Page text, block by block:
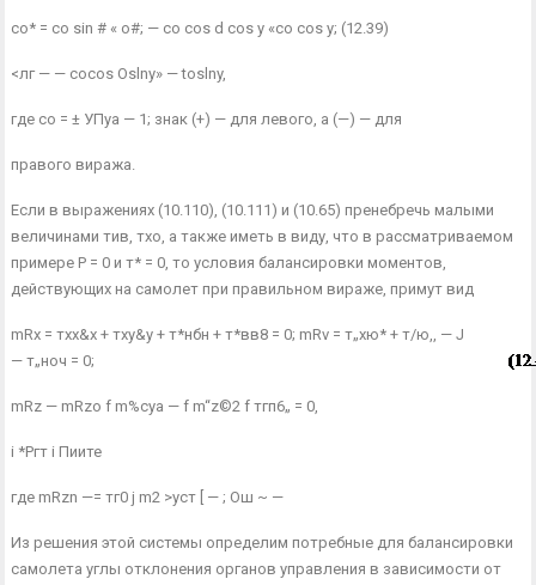
со* = со sin # « о#; — со cos d cos у «со cos у; (12.39)
<лг — — cocos Oslny» — toslny,
где со = ± УПуа — 1; знак (+) — для левого, а (—) — для
правого виража.
Если в выражениях (10.110), (10.111) и (10.65) пренебречь ма­лыми
величинами тив, тхо, а также иметь в виду, что в рассматри­ваемом
примере Р = 0 и т* = 0, то условия балансировки моментов,
действующих на самолет при правильном вираже, примут вид
mRx = тхх&х + тху&у + т*нбн + т*вв8 = 0; mRv = т„хю* + т/ю,, — J
— т„ноч = 0;
mRz — mRzо f m%cya — f m“z©2 f тгп6„ = 0,
і *Ргт і Пиите
где mRzn —= тг0 j m2 >уст [ — ; Ош ~ —
Из решения этой системы определим потребные для балансировки
самолета углы отклонения органов управления в зависимости от